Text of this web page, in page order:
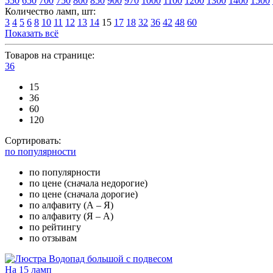
Количество ламп, шт:
3 4 5 6 8 10 11 12 13 14 15 17 18 32 36 42 48 60
Показать всё
Товаров на странице:
36
15
36
60
120
Сортировать:
по популярности
по популярности
по цене (сначала недорогие)
по цене (сначала дорогие)
по алфавиту (А – Я)
по алфавиту (Я – А)
по рейтингу
по отзывам
На 15 ламп